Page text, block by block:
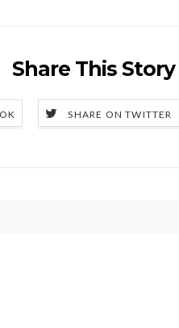
Share This Story
SHARE ON TWITTER